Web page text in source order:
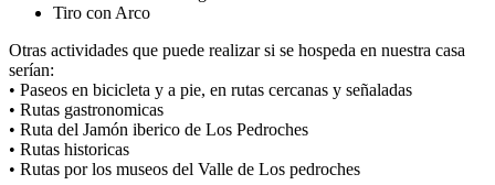
Tiro con Arco
Otras actividades que puede realizar si se hospeda en nuestra casa
serían:
• Paseos en bicicleta y a pie, en rutas cercanas y señaladas
• Rutas gastronomicas
• Ruta del Jamón iberico de Los Pedroches
• Rutas historicas
• Rutas por los museos del Valle de Los pedroches